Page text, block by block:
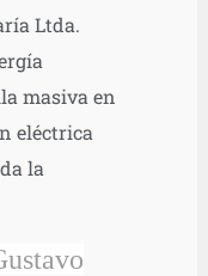
Ltda.
masiva en
eléctrica
la